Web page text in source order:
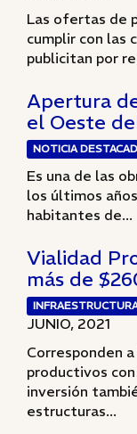
Las ofertas de
cumplir con las
publicitan por
Apertura
el Oeste
NOTICIA
Es una de las
los últimos
habitantes de...
Vialidad
más de
JUNIO, 2021
Corresponden
productivos
inversión
estructuras...